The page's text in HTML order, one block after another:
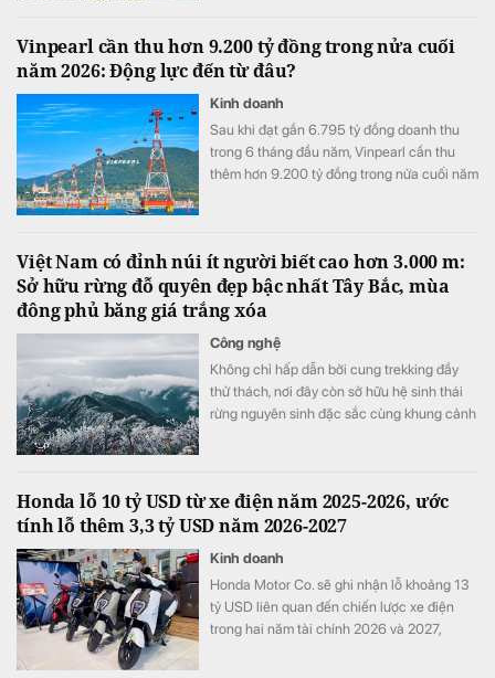
Vinpearl cần thu hơn 9.200 tỷ đồng trong nửa cuối
năm 2026: Động lực đến từ đâu?
Kinh doanh
Sau khi đạt gần 6.795 tỷ đồng doanh thu
trong 6 tháng đầu năm, Vinpearl cần thu
thêm hơn 9.200 tỷ đồng trong nửa cuối năm
Việt Nam có đỉnh núi ít người biết cao hơn 3.000 m:
Sở hữu rừng đỗ quyên đẹp bậc nhất Tây Bắc, mùa
đông phủ băng giá trắng xóa
Công nghệ
Không chỉ hấp dẫn bởi cung trekking đầy
thử thách, nơi đây còn sở hữu hệ sinh thái
rừng nguyên sinh đặc sắc cùng khung cảnh
Honda lỗ 10 tỷ USD từ xe điện năm 2025-2026, ước
tính lỗ thêm 3,3 tỷ USD năm 2026-2027
Kinh doanh
Honda Motor Co. sẽ ghi nhận lỗ khoảng 13
tỷ USD liên quan đến chiến lược xe điện
trong hai năm tài chính 2026 và 2027,